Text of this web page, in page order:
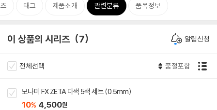
태그 제품소개 관련분류 품목정보
이 상품의 시리즈 7 알림신청
전체선택 품절포함
모나미 FX ZETA 다색 5색 세트 (0.5mm)
10% 4,500원